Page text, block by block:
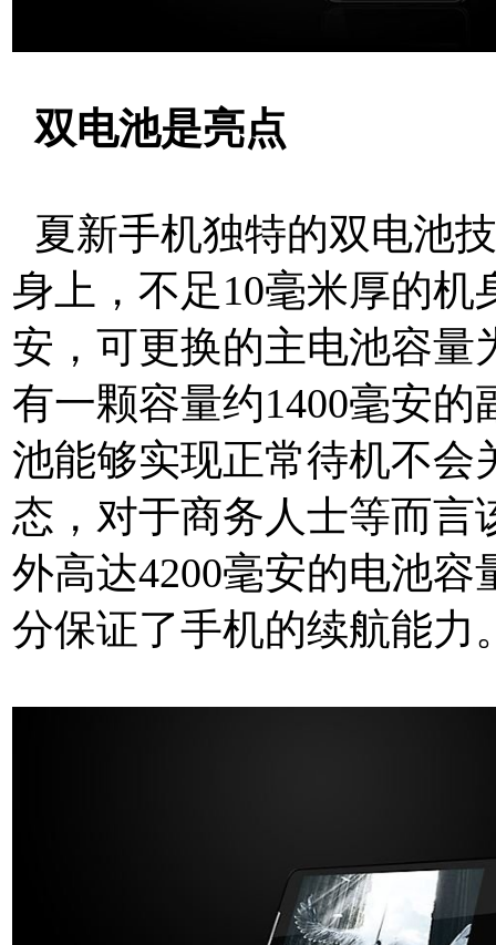
双电池是亮点
夏新手机独特的双电池
身上，不足10毫米厚的机
安，可更换的主电池容量
有一颗容量约1400毫安
池能够实现正常待机不会
态，对于商务人士等而言
外高达4200毫安的电池
分保证了手机的续航能力